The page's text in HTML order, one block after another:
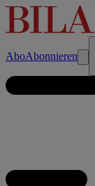
AboAbonnieren